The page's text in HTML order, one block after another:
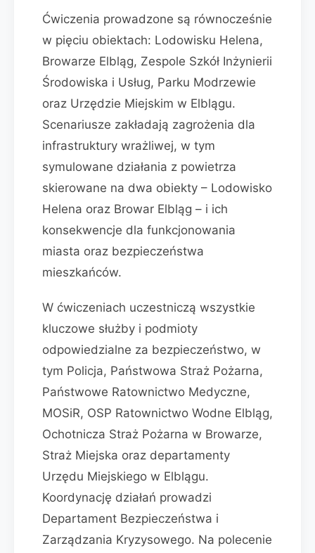
Ćwiczenia prowadzone są równocześnie
w pięciu obiektach: Lodowisku Helena,
Browarze Elbląg, Zespole Szkół Inżynierii
Środowiska i Usług, Parku Modrzewie
oraz Urzędzie Miejskim w Elblągu.
Scenariusze zakładają zagrożenia dla
infrastruktury wrażliwej, w tym
symulowane działania z powietrza
skierowane na dwa obiekty – Lodowisko
Helena oraz Browar Elbląg – i ich
konsekwencje dla funkcjonowania
miasta oraz bezpieczeństwa
mieszkańców.
W ćwiczeniach uczestniczą wszystkie
kluczowe służby i podmioty
odpowiedzialne za bezpieczeństwo, w
tym Policja, Państwowa Straż Pożarna,
Państwowe Ratownictwo Medyczne,
MOSiR, OSP Ratownictwo Wodne Elbląg,
Ochotnicza Straż Pożarna w Browarze,
Straż Miejska oraz departamenty
Urzędu Miejskiego w Elblągu.
Koordynację działań prowadzi
Departament Bezpieczeństwa i
Zarządzania Kryzysowego. Na polecenie